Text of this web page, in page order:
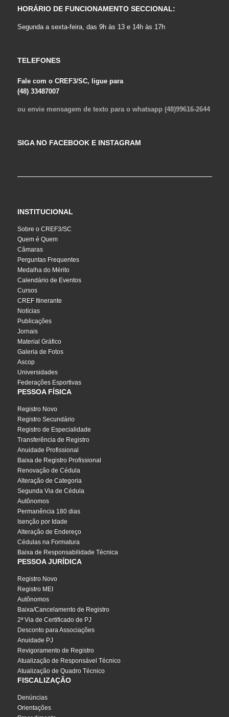
HORÁRIO DE FUNCIONAMENTO SECCIONAL:
Segunda a sexta-feira, das 9h às 13 e 14h às 17h
TELEFONES
Fale com o CREF3/SC, ligue para
(48) 33487007
ou envie mensagem de texto para o whatsapp (48)99616-2644
SIGA NO FACEBOOK E INSTAGRAM
INSTITUCIONAL
Sobre o CREF3/SC
Quem é Quem
Câmaras
Perguntas Frequentes
Medalha do Mérito
Calendário de Eventos
Cursos
CREF Itinerante
Notícias
Publicações
Jornais
Material Gráfico
Galeria de Fotos
Ascop
Universidades
Federações Esportivas
PESSOA FÍSICA
Registro Novo
Registro Secundário
Registro de Especialidade
Transferência de Registro
Anuidade Profissional
Baixa de Registro Profissional
Renovação de Cédula
Alteração de Categoria
Segunda Via de Cédula
Autônomos
Permanência 180 dias
Isenção por Idade
Alteração de Endereço
Cédulas na Formatura
Baixa de Responsabilidade Técnica
PESSOA JURÍDICA
Registro Novo
Registro MEI
Autônomos
Baixa/Cancelamento de Registro
2ª Via de Certificado de PJ
Desconto para Associações
Anuidade PJ
Revigoramento de Registro
Atualização de Responsável Técnico
Atualização de Quadro Técnico
FISCALIZAÇÃO
Denúncias
Orientações